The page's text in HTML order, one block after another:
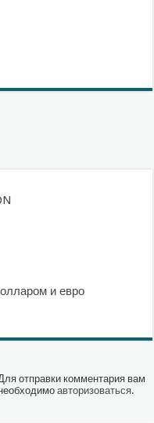
и евро
отправки комментария вам
авторизоваться.